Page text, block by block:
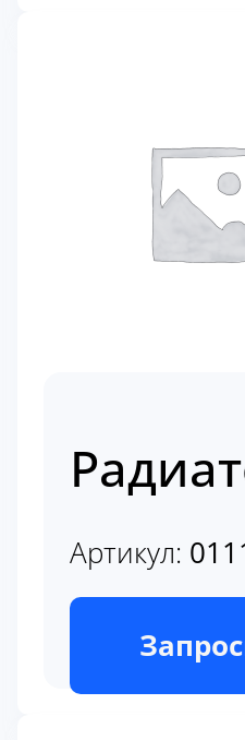
Артикул:
В наличии